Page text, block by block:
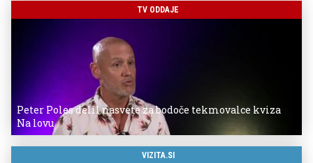
TV ODDAJE
Peter Poles delil nasvete za bodoče tekmovalce kviza
Na lovu
VIZITA.SI